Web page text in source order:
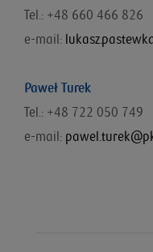
Tel.: +48 660 466 826
e-mail:
Paweł Turek
Tel.: +48 722 050 749
e-mail: